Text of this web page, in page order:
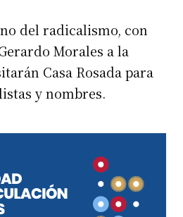
del radicalismo, con
Morales a la
Casa Rosada para
y nombres.